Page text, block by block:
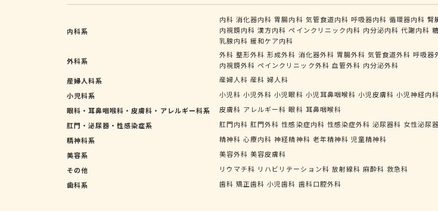
内科系
内科 消化器内科 胃腸内科 気管食道内科 呼吸器内科 循環器内科 腎
内視鏡内科 漢方内科 ペインクリニック内科 内分泌内科 代謝内科
乳腺内科 緩和ケア内科
外科系
外科 整形外科 形成外科 消化器外科 胃腸外科 気管食道外科 呼吸器
内視鏡外科 ペインクリニック外科 血管外科 内分泌外科
産婦人科系
産婦人科 産科 婦人科
小児科系
小児科 小児外科 小児眼科 小児耳鼻咽喉科 小児皮膚科 小児神経内科
眼科・耳鼻咽喉科・皮膚科・アレルギー科系
皮膚科 アレルギー科 眼科 耳鼻咽喉科
肛門・泌尿器・性感染症系
肛門内科 肛門外科 性感染症内科 性感染症外科 泌尿器科 女性泌尿
精神科系
精神科 心療内科 神経精神科 老年精神科 児童精神科
美容系
美容外科 美容皮膚科
その他
リウマチ科 リハビリテーション科 放射線科 麻酔科 救急科
歯科系
歯科 矯正歯科 小児歯科 歯科口腔外科